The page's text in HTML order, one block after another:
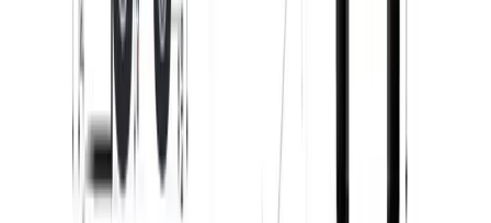
Terrængående gaffeltrucks